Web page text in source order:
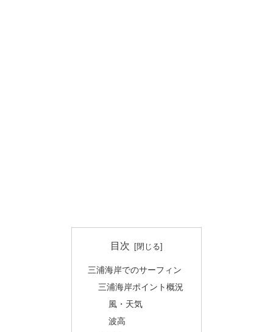
目次
三浦海岸でのサーフィン
三浦海岸ポイント概況
風・天気
波高